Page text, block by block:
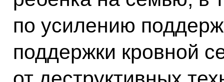
по усилению
поддержки кровной